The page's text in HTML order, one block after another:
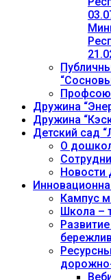
Дружина
Дружина
Детский сад
О
Новости
Кампус
Школа –